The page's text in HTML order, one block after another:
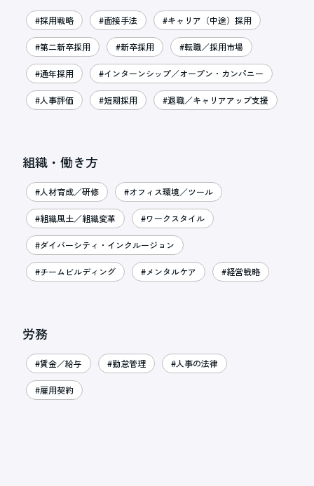
#採用戦略 #面接手法 #キャリア（中途）採用
#第二新卒採用 #新卒採用 #転職／採用市場
#通年採用 #インターンシップ／オープン・カンパニー
#人事評価 #短期採用 #退職／キャリアアップ支援
組織・働き方
#人材育成／研修 #オフィス環境／ツール
#組織風土／組織変革 #ワークスタイル
#ダイバーシティ・インクルージョン
#チームビルディング #メンタルケア #経営戦略
労務
#賃金／給与 #勤怠管理 #人事の法律
#雇用契約